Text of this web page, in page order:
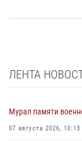
ЛЕНТА
Мурал памяти
07 августа 2026, 10:13